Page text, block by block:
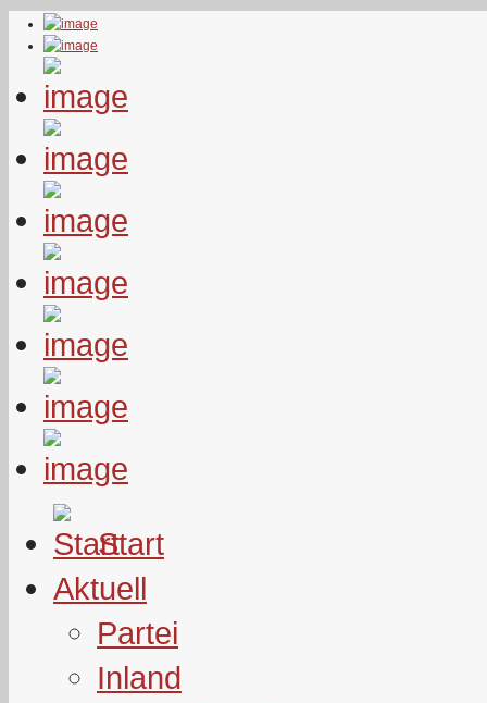
Start
Aktuell
Partei
Inland